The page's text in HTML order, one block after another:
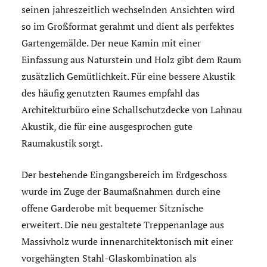
seinen jahreszeitlich wechselnden Ansichten wird
so im Großformat gerahmt und dient als perfektes
Gartengemälde. Der neue Kamin mit einer
Einfassung aus Naturstein und Holz gibt dem Raum
zusätzlich Gemütlichkeit. Für eine bessere Akustik
des häufig genutzten Raumes empfahl das
Architekturbüro eine Schallschutzdecke von Lahnau
Akustik, die für eine ausgesprochen gute
Raumakustik sorgt.
Der bestehende Eingangsbereich im Erdgeschoss
wurde im Zuge der Baumaßnahmen durch eine
offene Garderobe mit bequemer Sitznische
erweitert. Die neu gestaltete Treppenanlage aus
Massivholz wurde innenarchitektonisch mit einer
vorgehängten Stahl-Glaskombination als